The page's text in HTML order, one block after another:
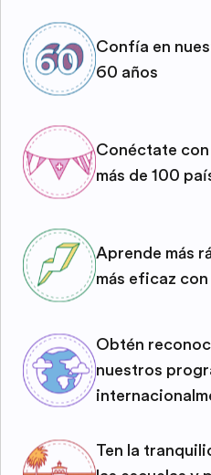
Confía en
60 años
Conéctate
más de 100
Aprende más
más eficaz
Obtén
nuestros
Ten la